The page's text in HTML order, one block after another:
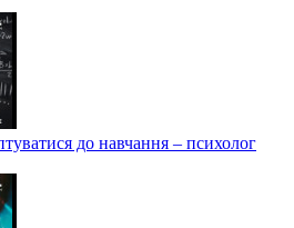
до навчання – психолог